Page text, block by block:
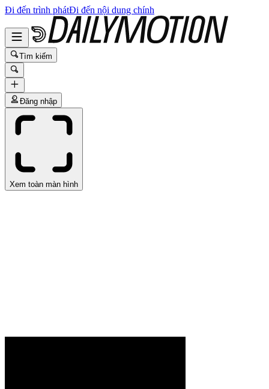
Đi đến trình phátĐi đến nội dung chính
Tìm kiếm
Đăng nhập
Xem toàn màn hình